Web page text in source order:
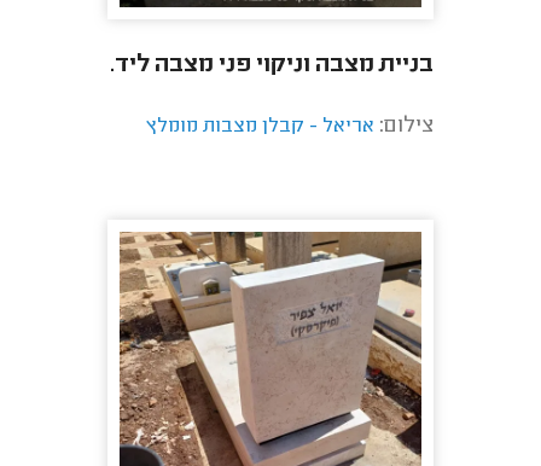
בניית מצבה וניקוי פני מצבה ליד.
צילום: אריאל - קבלן מצבות מומלץ